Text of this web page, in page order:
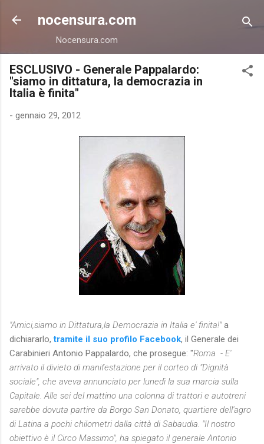
Passa ai contenuti principali
nocensura.com
Nocensura.com
ESCLUSIVO - Generale Pappalardo:
"siamo in dittatura, la democrazia in
Italia è finita"
- gennaio 29, 2012
"Amici,siamo in Dittatura,la Democrazia in Italia e' finita!"a
dichiararlo,tramite il suo profilo Facebook, il Generale dei
Carabinieri Antonio Pappalardo, che prosegue: "Roma - E'
arrivato il divieto di manifestazione per il corteo di "Dignità
sociale", che aveva annunciato per lunedì la sua marcia sulla
Capitale. Alle sei del mattino una colonna di trattori e autotreni
sarebbe dovuta partire da Borgo San Donato, quartiere dell'agro
di Latina a pochi chilometri dalla città di Sabaudia. "Il nostro
obiettivo è il Circo Massimo", ha spiegato il generale Antonio